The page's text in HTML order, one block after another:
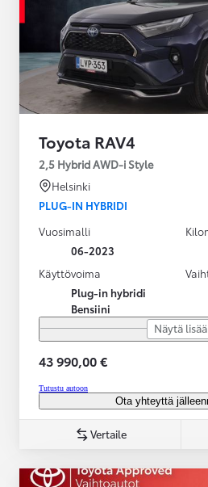
Toyota RAV4
2,5 Hybrid AWD-i Style
Helsinki
PLUG-IN HYBRIDI
Vuosimalli
06-2023
Käyttövoima
Plug-in hybridi
Bensiini
Näytä lisää
43 990,00 €
Tutustu autoon
Ota yhteyttä
Vertaile